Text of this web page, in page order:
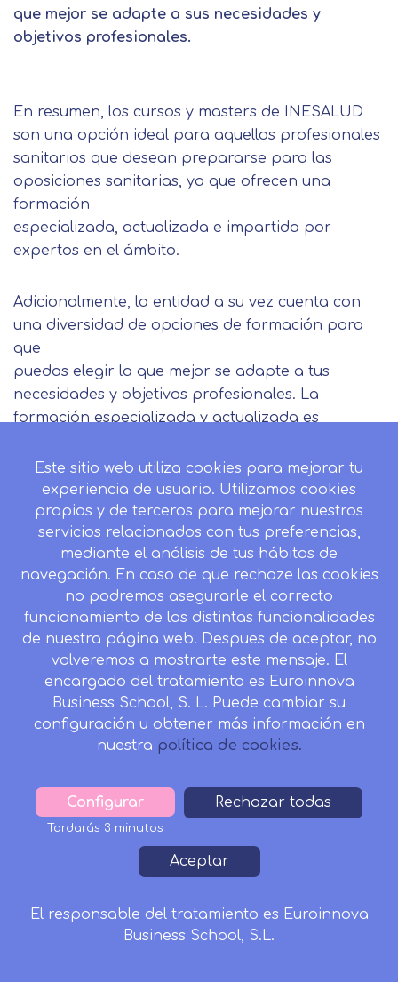
que mejor se adapte a sus necesidades y
objetivos profesionales.
En resumen, los cursos y masters de INESALUD
son una opción ideal para aquellos profesionales
sanitarios que desean prepararse para las
oposiciones sanitarias, ya que ofrecen una
formación
especializada, actualizada e impartida por
expertos en el ámbito.
Adicionalmente, la entidad a su vez cuenta con
una diversidad de opciones de formación para
que
puedas elegir la que mejor se adapte a tus
necesidades y objetivos profesionales. La
formación especializada y actualizada es
INESALUD está comprometida a poner a tu
disposición la mejor formación posible para
alcanzar tus objetivos profesionales. ¡No dudes
en elegir INESALUD para preparar tus
oposiciones sanitarias!
Este sitio web utiliza cookies para mejorar tu
experiencia de usuario. Utilizamos cookies
propias y de terceros para mejorar nuestros
servicios relacionados con tus preferencias,
mediante el análisis de tus hábitos de
navegación. En caso de que rechaze las cookies
no podremos asegurarle el correcto
funcionamiento de las distintas funcionalidades
de nuestra página web. Despues de aceptar, no
volveremos a mostrarte este mensaje. El
encargado del tratamiento es Euroinnova
Business School, S. L. Puede cambiar su
configuración u obtener más información en
nuestra política de cookies.
Configurar
Tardarás 3 minutos
Rechazar todas
Aceptar
Withdraw
consent
El responsable del tratamiento es Euroinnova
Business School, S.L.